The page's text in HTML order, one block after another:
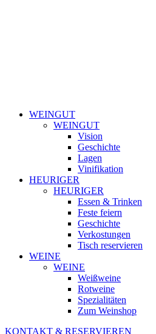
WEINGUT
WEINGUT
Vision
Geschichte
Lagen
Vinifikation
HEURIGER
HEURIGER
Essen & Trinken
Feste feiern
Geschichte
Verkostungen
Tisch reservieren
WEINE
WEINE
Weißweine
Rotweine
Spezialitäten
Zum Weinshop
KONTAKT & RESERVIEREN